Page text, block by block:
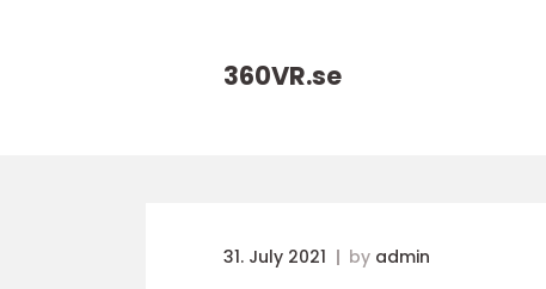
360VR.se
31. July 2021 by admin